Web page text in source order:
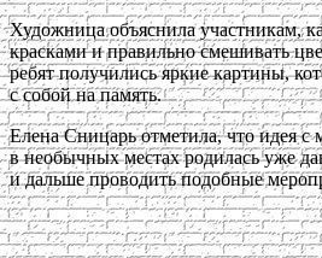
Художница объяснила участникам,
красками и правильно смешивать
ребят получились яркие картины,
с собой на память.
Елена Сницарь отметила, что идея с
в необычных местах родилась уже
и дальше проводить подобные